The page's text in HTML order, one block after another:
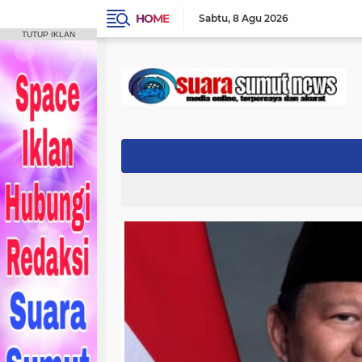
HOME Sabtu 8 Agu 2026
TUTUP IKLAN